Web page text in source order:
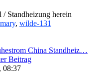
Standheizung herein
, wilde-131
China Standheiz…
Beitrag
08:37